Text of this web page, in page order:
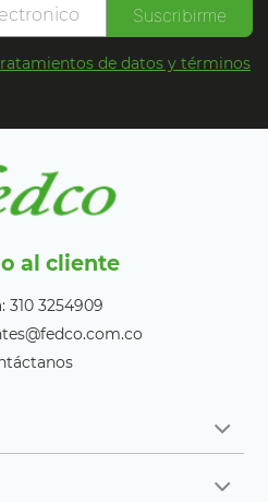
Suscribirme
de datos y términos
al cliente
310 3254909